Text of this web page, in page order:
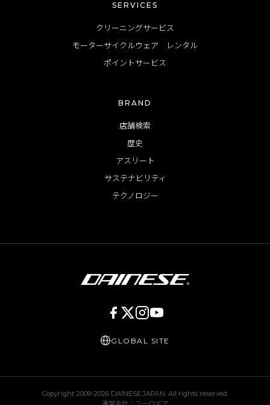
SERVICES
クリーニングサービス
モーターサイクルウェア レンタル
ポイントサービス
BRAND
店舗検索
歴史
アスリート
サステナビリティ
テクノロジー
GLOBAL SITE
Copyright 2009-2026DAINESE JAPAN. All rights reserved.